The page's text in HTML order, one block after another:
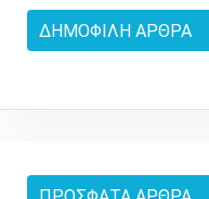
ΔΗΜΟΦΙΛΉ ΆΡΘΡΑ